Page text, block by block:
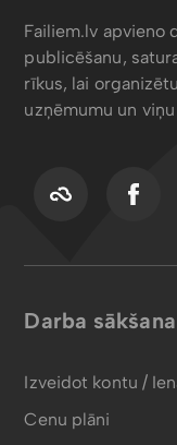
Failiem.lv apvieno
publicēšanu,
rīkus, lai
uzņēmumu un
Darba sākšana
Izveidot kontu /
Cenu plāni